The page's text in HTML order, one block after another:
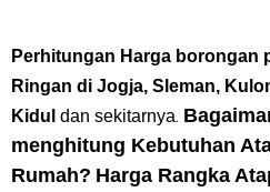
Perhitungan Harga borongan
Ringan di Jogja, Sleman,
Kidul dan sekitarnya.
menghitung Kebutuhan
Rumah? Harga Rangka